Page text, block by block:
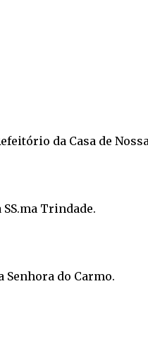
da Casa de
Trindade.
Senhora do Carmo.